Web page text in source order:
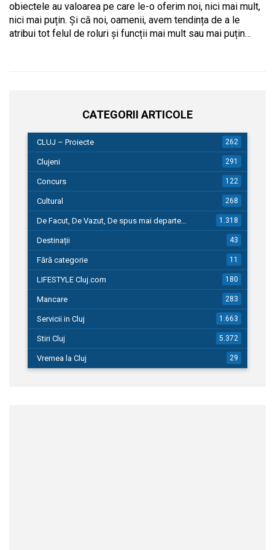
obiectele au valoarea pe care le-o oferim noi, nici mai mult,
nici mai puțin. Și că noi, oamenii, avem tendința de a le
atribui tot felul de roluri și funcții mai mult sau mai puțin…
CATEGORII ARTICOLE
CLUJ – Proiecte 262
Clujeni 291
Concurs 122
Cultural 268
De Facut, De Vazut, De spus mai departe… 1.318
Destinații 43
Fără categorie 11
LIFESTYLE Cluj.com 180
Mancare 283
Servicii in Cluj 1.663
Stiri Cluj 5.372
Vremea la Cluj 29